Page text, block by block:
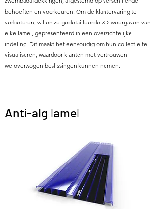
behoeften en voorkeuren. Om de klantervaring te
verbeteren, willen ze gedetailleerde 3D-weergaven van
elke lamel, gepresenteerd in een overzichtelijke
indeling. Dit maakt het eenvoudig om hun collectie te
visualiseren, waardoor klanten met vertrouwen
weloverwogen beslissingen kunnen nemen.
Anti-alg lamel